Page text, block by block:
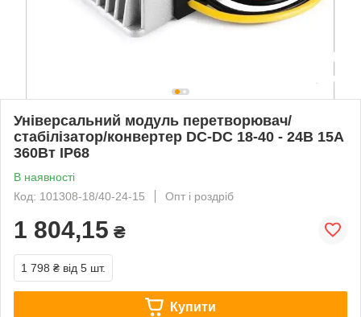
Універсальний модуль перетворювач/
стабілізатор/конвертер DC-DC 18-40 - 24В 15А
360Вт IP68
В наявності
Код: 101308-18/40-24-15
Опт і роздріб
1 804,15 ₴
1 798 ₴ від 5 шт.
Купити